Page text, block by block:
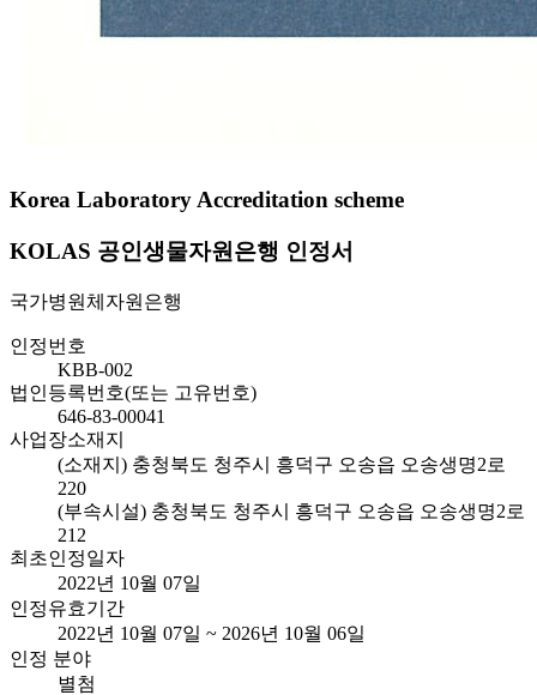
Korea Laboratory Accreditation scheme
KOLAS 공인생물자원은행 인정서
국가병원체자원은행
인정번호
KBB-002
법인등록번호(또는 고유번호)
646-83-00041
사업장소재지
(소재지) 충청북도 청주시 흥덕구 오송읍 오송생명2로
220
(부속시설) 충청북도 청주시 흥덕구 오송읍 오송생명2로
212
최초인정일자
2022년 10월 07일
인정유효기간
2022년 10월 07일 ~ 2026년 10월 06일
인정 분야
별첨